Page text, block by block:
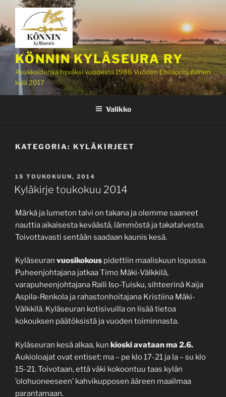
Siirry
sisältöön
KÖNNIN KYLÄSEURA RY
Asukkaidensa hyväksi vuodesta 1986 Vuoden Eteläpohjalainen
kylä 2017
Valikko
KATEGORIA: KYLÄKIRJEET
JULKAISTU
15 TOUKOKUUN, 2014
Kyläkirje toukokuu 2014
Märkä ja lumeton talvi on takana ja olemme saaneet
nauttia aikaisesta keväästä, lämmöstä ja takatalvesta.
Toivottavasti sentään saadaan kaunis kesä.
Kyläseuran vuosikokous pidettiin maaliskuun lopussa.
Puheenjohtajana jatkaa Timo Mäki-Välkkilä,
varapuheenjohtajana Raili Iso-Tuisku, sihteerinä Kaija
Aspila-Renkola ja rahastonhoitajana Kristiina Mäki-
Välkkilä. Kyläseuran kotisivuilla on lisää tietoa
kokouksen päätöksistä ja vuoden toiminnasta.
Kyläseuran kesä alkaa, kun kioski avataan ma 2.6.
Aukioloajat ovat entiset: ma – pe klo 17-21 ja la – su klo
15-21. Toivotaan, että väki kokoontuu taas kylän
’olohuoneeseen’ kahvikupposen ääreen maailmaa
parantamaan.